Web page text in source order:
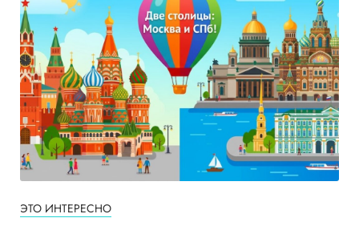
ЭТО ИНТЕРЕСНО